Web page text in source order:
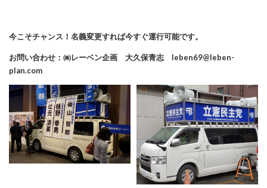
今こそチャンス！名義変更すれば今すぐ運行可能です。
お問い合わせ：㈱レーベン企画 大久保青志 leben69@leben-
plan.com